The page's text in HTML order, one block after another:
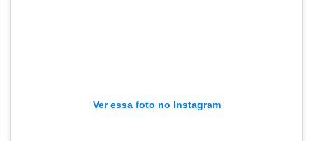
Ver essa foto no Instagram